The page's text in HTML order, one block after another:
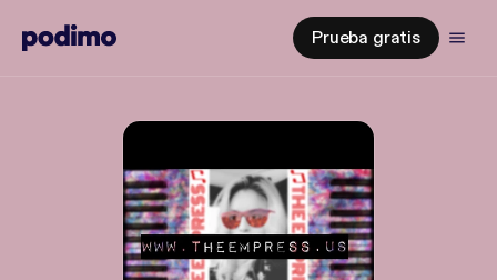
Prueba gratis